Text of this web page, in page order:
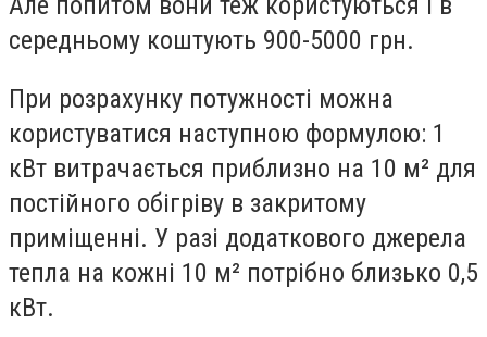
середньому коштують 900-5000 грн.
При розрахунку потужності можна
користуватися наступною формулою: 1
кВт витрачається приблизно на 10 м² для
постійного обігріву в закритому
приміщенні. У разі додаткового джерела
тепла на кожні 10 м² потрібно близько 0,5
кВт.